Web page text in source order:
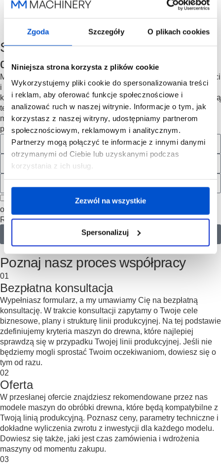
Zgoda Szczegóły O plikach cookies
Niniejsza strona korzysta z plików cookie
Wykorzystujemy pliki cookie do spersonalizowania treści
i reklam, aby oferować funkcje społecznościowe i
analizować ruch w naszej witrynie. Informacje o tym, jak
korzystasz z naszej witryny, udostępniamy partnerom
społecznościowym, reklamowym i analitycznym.
Partnerzy mogą połączyć te informacje z innymi danymi
otrzymanymi od Ciebie lub uzyskanymi podczas
korzystania z ich usług.
Zezwól na wszystkie
Spersonalizuj
komunikacja z zewnętrznymi programami kreślarskimi
pozwala na pełną kontrolę nad procesem cięcia i
poziomu biura.
Skonsultuj wybór maszyny do
drewna z inżynierem MM Machinery
Myślisz o przyspieszeniu produkcji, zwiększeniu jej wydajności
i konkurencyjności Twojego zakładu? Wypełnij formularz
kontaktowy. Jeden z naszych inżynierów skontaktuje się z Tobą
telefonicznie, odpowie na Twoje pytania, opowie o
możliwościach współpracy i tym, jak możemy wesprzeć Twoją
produkcję.
Zgoda na przetwarzanie danych kontaktowych w celu
odpowiedzi na zgłoszenie w formularzu kontaktowym. Zgoda
RODO na informacje handlowe.Więcej informacji.
Wyślij
proces współpracy
Poznaj nasz proces współpracy
01
Bezpłatna konsultacja
Wypełniasz formularz, a my umawiamy Cię na bezpłatną
konsultację. W trakcie konsultacji zapytamy o Twoje cele
biznesowe, plany i strukturę linii produkcyjnej. Na tej podstawie
zdefiniujemy kryteria maszyn do drewna, które najlepiej
sprawdzą się w przypadku Twojej linii produkcyjnej. Jeśli nie
będziemy mogli sprostać Twoim oczekiwaniom, dowiesz się o
tym od razu.
02
Oferta
W przesłanej ofercie znajdziesz rekomendowane przez nas
modele maszyn do obróbki drewna, które będą kompatybilne z
Twoją linią produkcyjną. Poznasz ceny, parametry techniczne i
dokładne wyliczenia zwrotu z inwestycji dla każdego modelu.
Dowiesz się także, jaki jest czas zamówienia i wdrożenia
maszyny od momentu zakupu.
03